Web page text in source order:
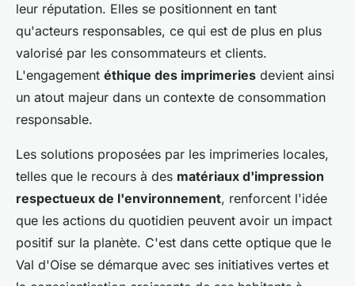
leur réputation. Elles se positionnent en tant
qu'acteurs responsables, ce qui est de plus en plus
valorisé par les consommateurs et clients.
L'engagement éthique des imprimeries devient ainsi
un atout majeur dans un contexte de consommation
responsable.
Les solutions proposées par les imprimeries locales,
telles que le recours à des matériaux d'impression
respectueux de l'environnement, renforcent l'idée
que les actions du quotidien peuvent avoir un impact
positif sur la planète. C'est dans cette optique que le
Val d'Oise se démarque avec ses initiatives vertes et